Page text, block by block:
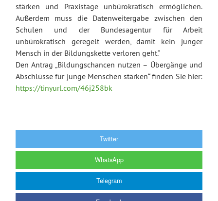
stärken und Praxistage unbürokratisch ermöglichen.
Außerdem muss die Datenweitergabe zwischen den
Schulen und der Bundesagentur für Arbeit
unbürokratisch geregelt werden, damit kein junger
Mensch in der Bildungskette verloren geht.“
Den Antrag „Bildungschancen nutzen – Übergänge und
Abschlüsse für junge Menschen stärken“ finden Sie hier:
https://tinyurl.com/46j258bk
Twitter
WhatsApp
Telegram